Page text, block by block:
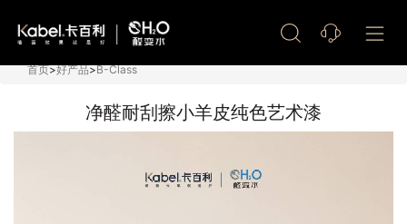
首页>好产品>B-Class
净醛耐刮擦小羊皮纯色艺术漆